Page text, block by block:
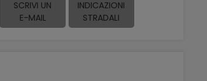
SCRIVI UN
E-MAIL
INDICAZIONI
STRADALI